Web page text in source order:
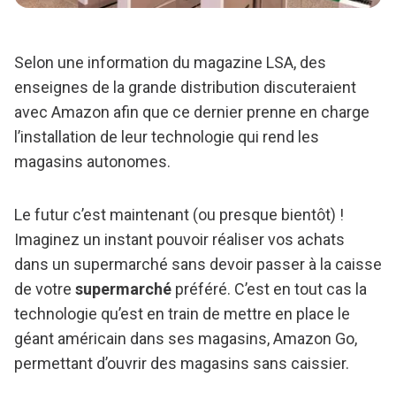
Selon une information du magazine LSA, des
enseignes de la grande distribution discuteraient
avec Amazon afin que ce dernier prenne en charge
l’installation de leur technologie qui rend les
magasins autonomes.
Le futur c’est maintenant (ou presque bientôt) !
Imaginez un instant pouvoir réaliser vos achats
dans un supermarché sans devoir passer à la caisse
de votre supermarché préféré. C’est en tout cas la
technologie qu’est en train de mettre en place le
géant américain dans ses magasins, Amazon Go,
permettant d’ouvrir des magasins sans caissier.